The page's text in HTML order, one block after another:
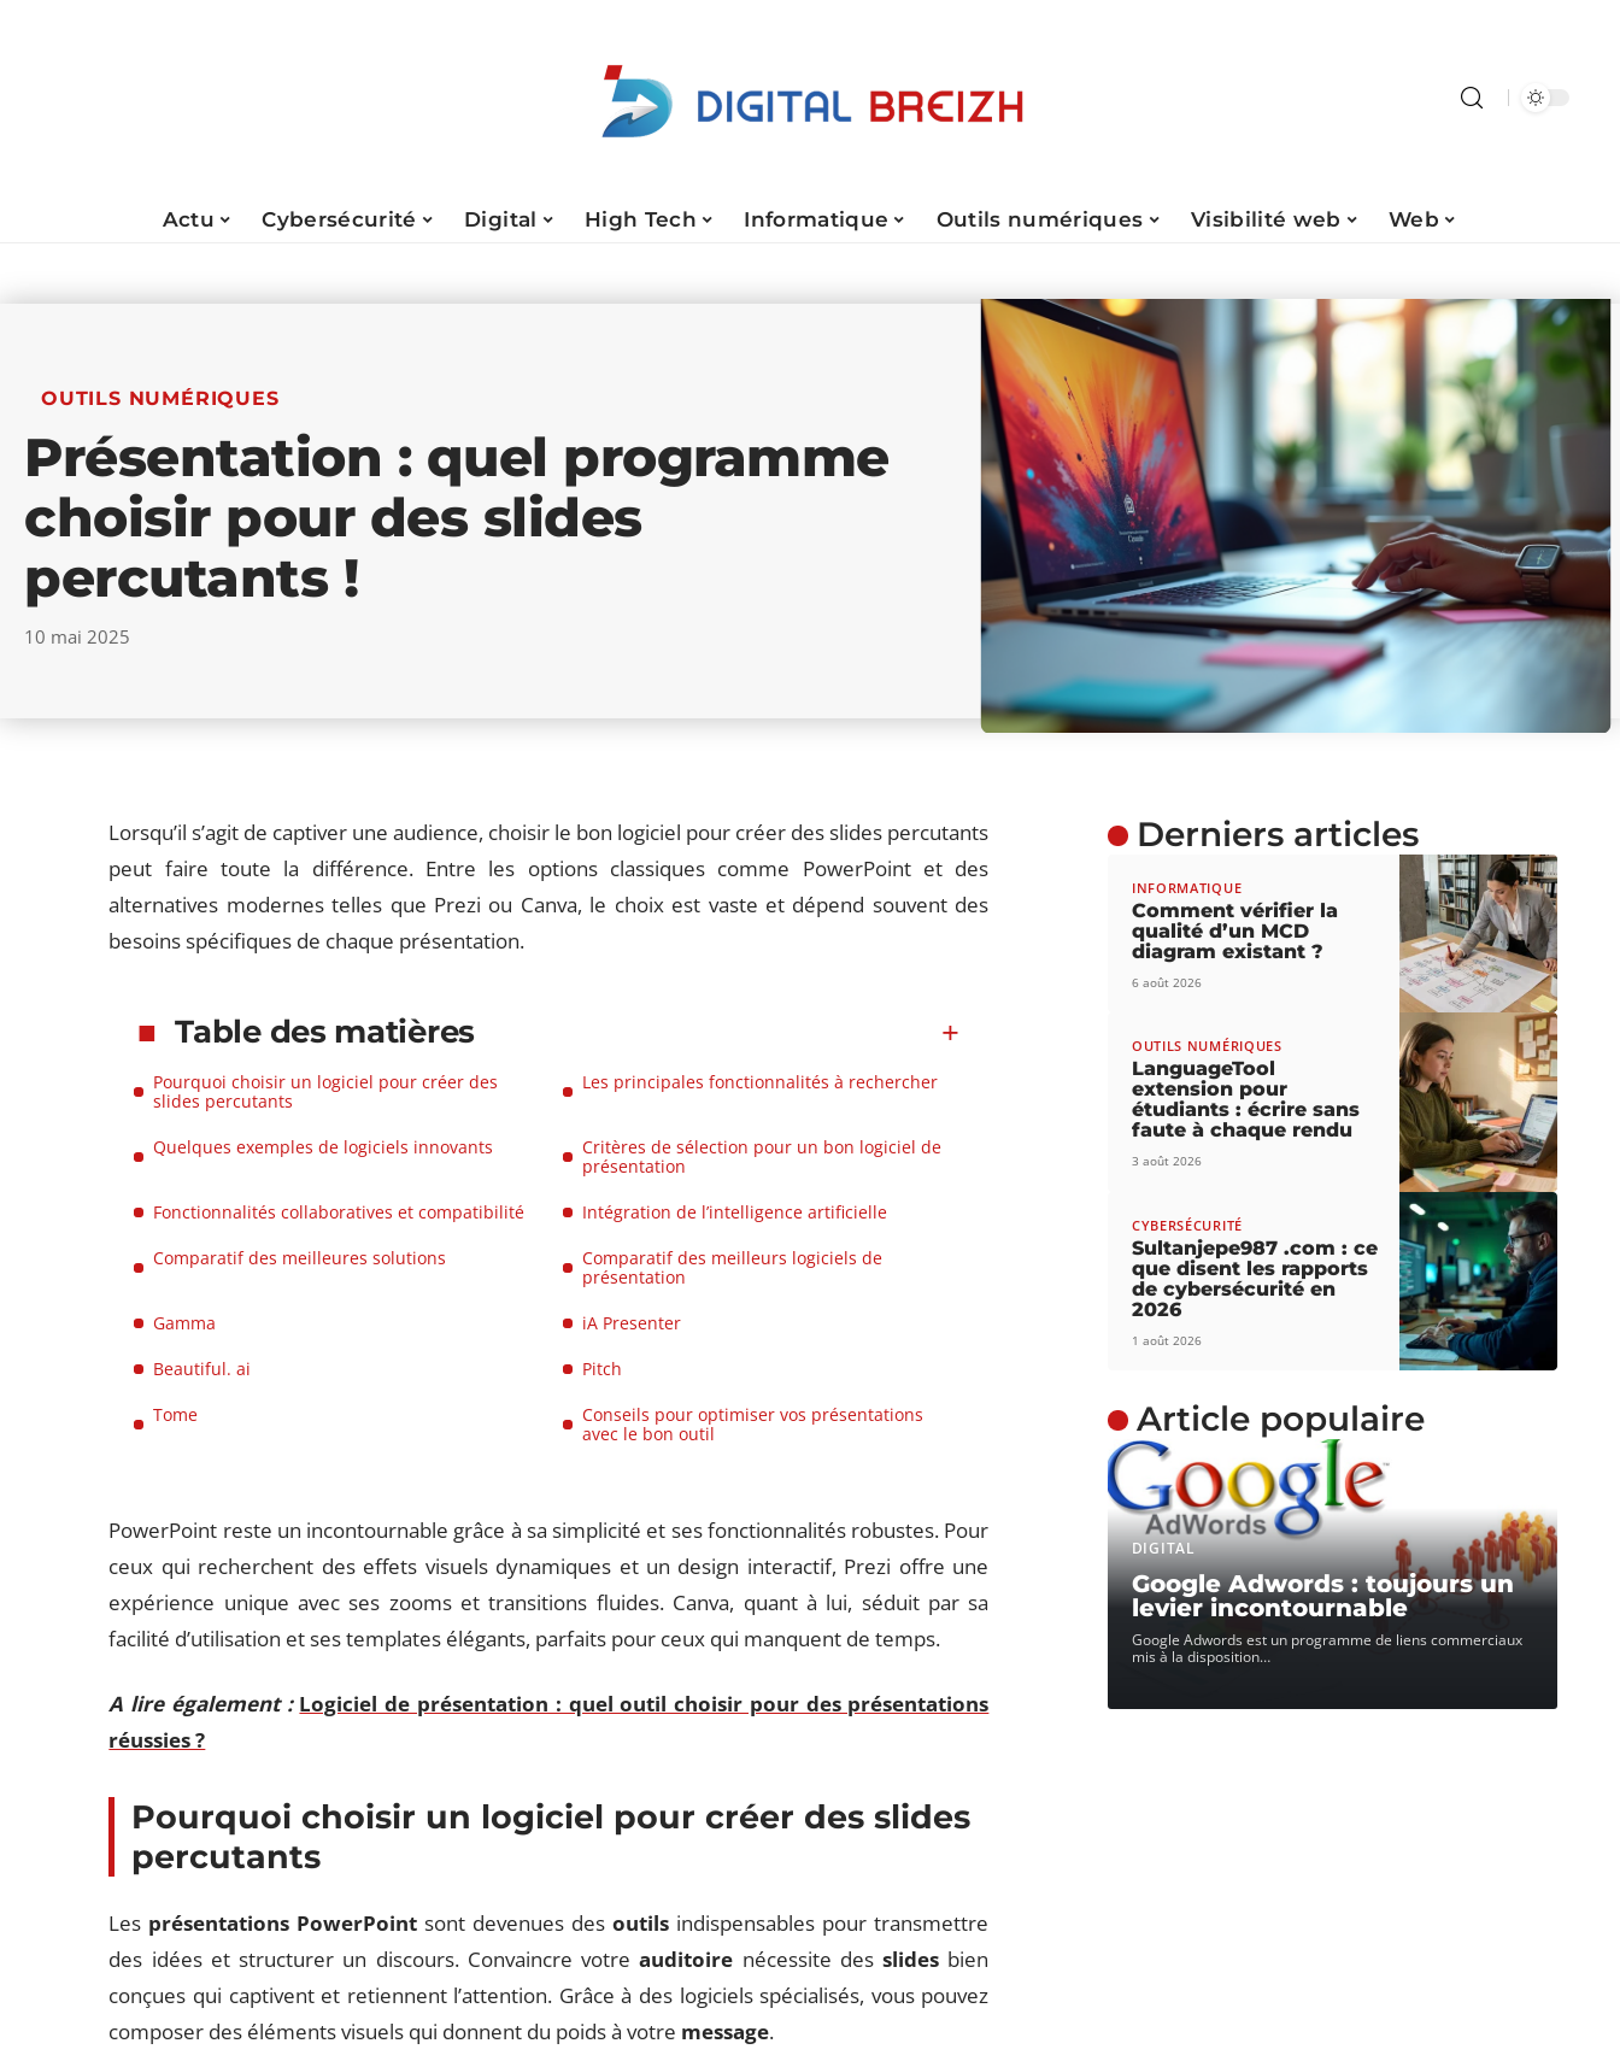
Actu Cybersécurité Digital High Tech Informatique Outils numériques Visibilité web Web
OUTILS NUMÉRIQUES
Présentation : quel programme
choisir pour des slides
percutants !
10 mai 2025
Lorsqu’il s’agit de captiver une audience, choisir le bon logiciel pour créer des slides percutants
peut faire toute la différence. Entre les options classiques comme PowerPoint et des
alternatives modernes telles que Prezi ou Canva, le choix est vaste et dépend souvent des
besoins spécifiques de chaque présentation.
Table des matières
Pourquoi choisir un logiciel pour créer des
slides percutants
Les principales fonctionnalités à rechercher
Quelques exemples de logiciels innovants
Critères de sélection pour un bon logiciel de
présentation
Fonctionnalités collaboratives et compatibilité
Intégration de l’intelligence artificielle
Comparatif des meilleures solutions
Comparatif des meilleurs logiciels de
présentation
Gamma
iA Presenter
Beautiful. ai
Pitch
Tome
Conseils pour optimiser vos présentations
avec le bon outil
PowerPoint reste un incontournable grâce à sa simplicité et ses fonctionnalités robustes. Pour
ceux qui recherchent des effets visuels dynamiques et un design interactif, Prezi offre une
expérience unique avec ses zooms et transitions fluides. Canva, quant à lui, séduit par sa
facilité d’utilisation et ses templates élégants, parfaits pour ceux qui manquent de temps.
A lire également : Logiciel de présentation : quel outil choisir pour des présentations
réussies ?
Pourquoi choisir un logiciel pour créer des slides
percutants
Les présentations PowerPoint sont devenues desoutils indispensables pour transmettre
des idées et structurer un discours. Convaincre votreauditoire nécessite desslides bien
conçues qui captivent et retiennent l’attention. Grâce à des logiciels spécialisés, vous pouvez
composer des éléments visuels qui donnent du poids à votre message.
Derniers articles
INFORMATIQUE
Comment vérifier la
qualité d’un MCD
diagram existant ?
6 août 2026
OUTILS NUMÉRIQUES
LanguageTool
extension pour
étudiants : écrire sans
faute à chaque rendu
3 août 2026
CYBERSÉCURITÉ
Sultanjepe987 .com : ce
que disent les rapports
de cybersécurité en
2026
1 août 2026
Article populaire
DIGITAL
Google Adwords : toujours un
levier incontournable
Google Adwords est un programme de liens commerciaux
mis à la disposition…